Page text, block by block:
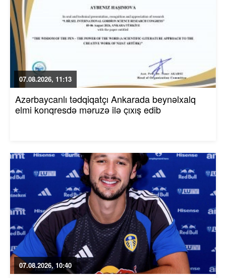
07.08.2026, 11:13
Azərbaycanlı tədqiqatçı Ankarada beynəlxalq
elmi konqresdə məruzə ilə çıxış edib
07.08.2026, 10:40